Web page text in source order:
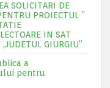
SOLICITARI DE
PROIECTUL ”
IN SAT
GIURGIU”
a
pentru